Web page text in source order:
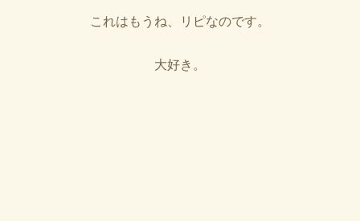
これはもうね、リピなのです。
大好き。